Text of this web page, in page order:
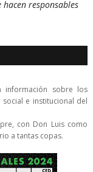
responsables
información sobre los
e institucional del
con Don Luis como
a tantas copas.